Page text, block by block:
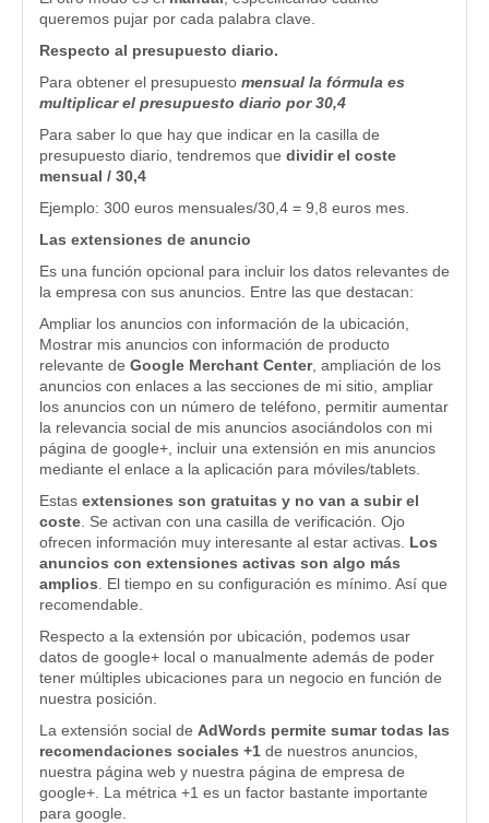
queremos pujar por cada palabra clave.
Respecto al presupuesto diario.
Para obtener el presupuesto mensual la fórmula es
multiplicar el presupuesto diario por 30,4
Para saber lo que hay que indicar en la casilla de
presupuesto diario, tendremos que dividir el coste
mensual / 30,4
Ejemplo: 300 euros mensuales/30,4 = 9,8 euros mes.
Las extensiones de anuncio
Es una función opcional para incluir los datos relevantes de
la empresa con sus anuncios. Entre las que destacan:
Ampliar los anuncios con información de la ubicación,
Mostrar mis anuncios con información de producto
relevante de Google Merchant Center, ampliación de los
anuncios con enlaces a las secciones de mi sitio, ampliar
los anuncios con un número de teléfono, permitir aumentar
la relevancia social de mis anuncios asociándolos con mi
página de google+, incluir una extensión en mis anuncios
mediante el enlace a la aplicación para móviles/tablets.
Estas extensiones son gratuitas y no van a subir el
coste . Se activan con una casilla de verificación. Ojo
ofrecen información muy interesante al estar activas. Los
anuncios con extensiones activas son algo más
amplios . El tiempo en su configuración es mínimo. Así que
recomendable.
Respecto a la extensión por ubicación, podemos usar
datos de google+ local o manualmente además de poder
tener múltiples ubicaciones para un negocio en función de
nuestra posición.
La extensión social de AdWords permite sumar todas las
recomendaciones sociales +1 de nuestros anuncios,
nuestra página web y nuestra página de empresa de
google+. La métrica +1 es un factor bastante importante
para google.